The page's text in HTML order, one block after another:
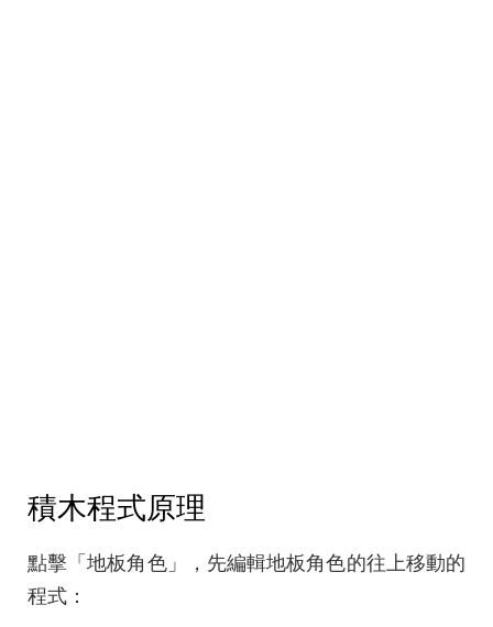
積木程式原理
點擊「地板角色」，先編輯地板角色的往上移動的
程式：